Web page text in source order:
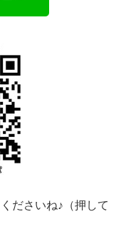
ださいね♪（押して